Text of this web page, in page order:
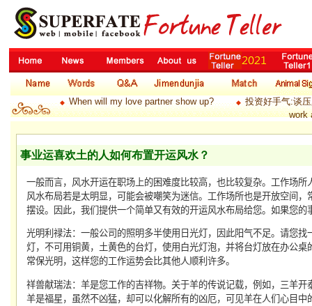
◆When will my love partner show up? ◆ 投资好手气:谈
work
事业运喜欢土的人如何布置开运风水？
一般而言，风水开运在职场上的困难度比较高，也比较复杂。工作场所
风水布局若是太明显，可能会被嘲笑为迷信。工作场所也是开放空间，
摆设。因此，我们提供一个简单又有效的开运风水布局给您。如果您的
光明利禄法：一般公司的照明多半使用日光灯，因此阳气不足。请您找
灯，不可用铜黄，土黄色的台灯，使用白光灯泡，并将台灯放在办公桌
常保光明，这样您的工作运势会比其他人顺利许多。
祥兽献瑞法：羊是您工作的吉祥物。关于羊的传说记载，例如，三羊开
羊是福星，虽然不凶猛，却可以化解所有的凶厄，可见羊在人们心目中